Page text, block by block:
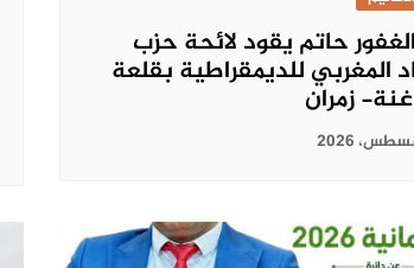
حاتم يقود لائحة حزب
المغربي للديمقراطية بقلعة
زمران